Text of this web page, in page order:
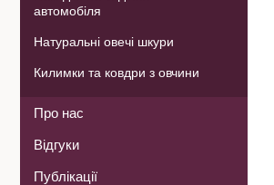
автомобіля
Натуральні овечі шкури
Килимки та ковдри з овчини
Про нас
Відгуки
Публікації